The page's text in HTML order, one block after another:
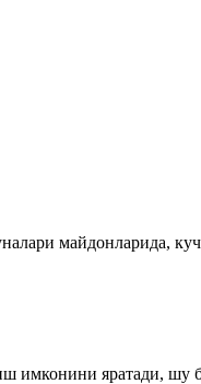
майдонларида,
имконини яратади, шу